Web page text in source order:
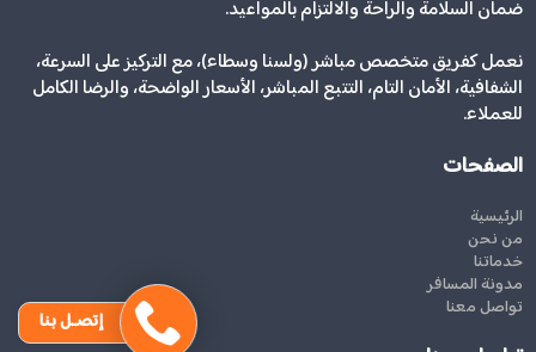
ضمان السلامة والراحة والالتزام بالمواعيد.
نعمل كفريق متخصص مباشر (ولسنا وسطاء)، مع التركيز على السرعة،
الشفافية، الأمان التام، التتبع المباشر، الأسعار الواضحة، والرضا الكامل
للعملاء.
الصفحات
الرئيسية
من نحن
خدماتنا
مدونة المسافر
تواصل معنا إتصـل بنا